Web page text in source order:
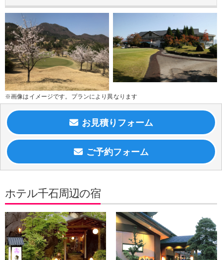
※画像はイメージです。プランにより異なります
ホテル千石周辺の宿